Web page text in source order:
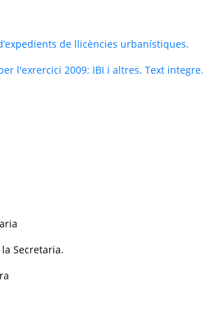
de llicències urbanístiques.
l'exrercici 2009: IBI i altres. Text integre.
Secretaria.